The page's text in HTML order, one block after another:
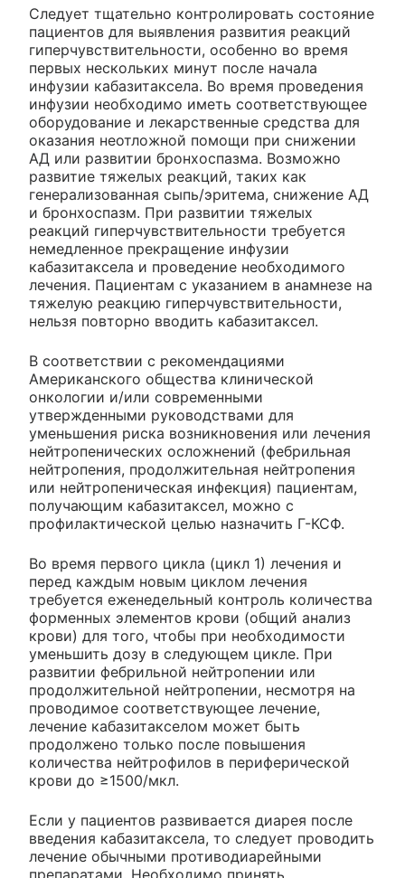
Следует тщательно контролировать состояние
пациентов для выявления развития реакций
гиперчувствительности, особенно во время
первых нескольких минут после начала
инфузии кабазитаксела. Во время проведения
инфузии необходимо иметь соответствующее
оборудование и лекарственные средства для
оказания неотложной помощи при снижении
АД или развитии бронхоспазма. Возможно
развитие тяжелых реакций, таких как
генерализованная сыпь/эритема, снижение АД
и бронхоспазм. При развитии тяжелых
реакций гиперчувствительности требуется
немедленное прекращение инфузии
кабазитаксела и проведение необходимого
лечения. Пациентам с указанием в анамнезе на
тяжелую реакцию гиперчувствительности,
нельзя повторно вводить кабазитаксел.
В соответствии с рекомендациями
Американского общества клинической
онкологии и/или современными
утвержденными руководствами для
уменьшения риска возникновения или лечения
нейтропенических осложнений (фебрильная
нейтропения, продолжительная нейтропения
или нейтропеническая инфекция) пациентам,
получающим кабазитаксел, можно с
профилактической целью назначить Г-КСФ.
Во время первого цикла (цикл 1) лечения и
перед каждым новым циклом лечения
требуется еженедельный контроль количества
форменных элементов крови (общий анализ
крови) для того, чтобы при необходимости
уменьшить дозу в следующем цикле. При
развитии фебрильной нейтропении или
продолжительной нейтропении, несмотря на
проводимое соответствующее лечение,
лечение кабазитакселом может быть
продолжено только после повышения
количества нейтрофилов в периферической
крови до ≥1500/мкл.
Если у пациентов развивается диарея после
введения кабазитаксела, то следует проводить
лечение обычными противодиарейными